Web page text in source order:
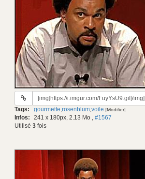
URL
gif:
Tags: gourmette,rosenblum,voile [Modifier]
Infos: 241 x 180px, 2.13 Mo , #1567
Utilisé 3 fois